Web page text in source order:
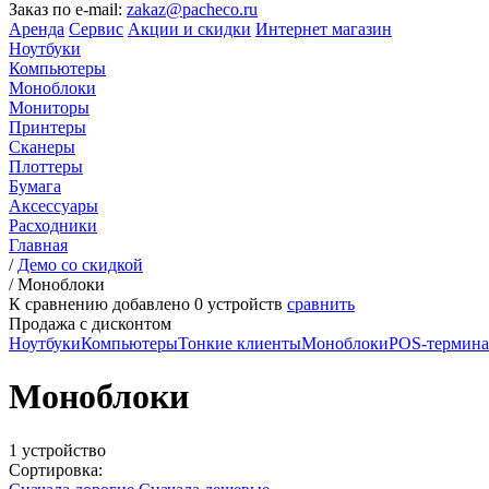
Заказ по e-mail: zakaz@pacheco.ru
Аренда Сервис Акции и скидки Интернет магазин
Ноутбуки
Компьютеры
Моноблоки
Мониторы
Принтеры
Сканеры
Плоттеры
Бумага
Аксессуары
Расходники
Главная
/ Демо со скидкой
/Моноблоки
К сравнению добавлено 0 устройств сравнить
Продажа с дисконтом
НоутбукиКомпьютерыТонкие клиентыМоноблокиPOS-
Моноблоки
1 устройство
Сортировка: